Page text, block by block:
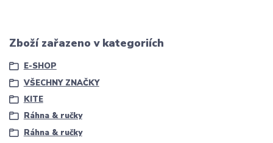
Zboží zařazeno v kategoriích
E-SHOP
VŠECHNY ZNAČKY
KITE
Ráhna & ručky
Ráhna & ručky